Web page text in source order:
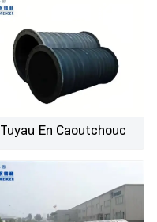
Tuyau En Caoutchouc